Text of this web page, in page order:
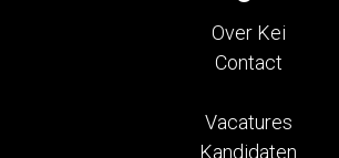
Over Kei
Contact
Vacatures
Kandidaten